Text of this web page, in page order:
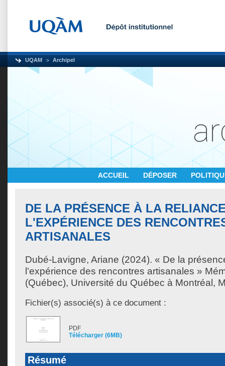
UQAM Archipel
ACCUEIL DÉPOSER
DE LA PRÉSENCE À LA
L'EXPÉRIENCE DES
ARTISANALES
Dubé-Lavigne, Ariane (2024). « De la
l'expérience des rencontres artisanales »
(Québec), Université du Québec à Montréal,
Fichier(s) associé(s) à ce document :
PDF
Télécharger (6MB)
Résumé